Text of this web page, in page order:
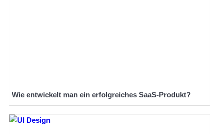
Wie entwickelt man ein erfolgreiches SaaS-Produkt?